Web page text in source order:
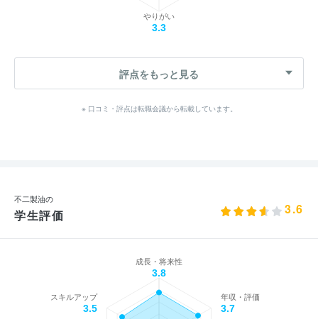
やりがい
3.3
評点をもっと見る
※ 口コミ・評点は転職会議から転載しています。
不二製油の
学生評価 3.6
成長・将来性
3.8
年収・評価
3.7
スキルアップ
3.5